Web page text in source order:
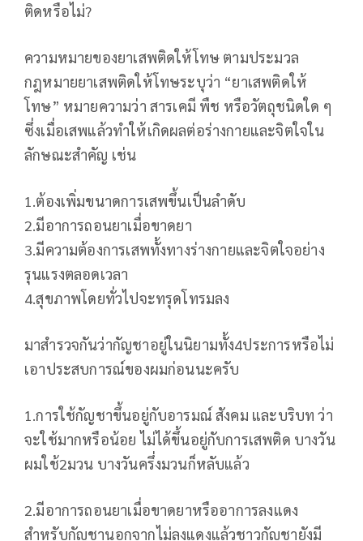
ติดหรือไม่?
ความหมายของยาเสพติดให้โทษ ตามประมวล
กฎหมายยาเสพติดให้โทษระบุว่า “ยาเสพติดให้
โทษ” หมายความว่า สารเคมี พืช หรือวัตถุชนิดใด ๆ
ซึ่งเมื่อเสพแล้วทำให้เกิดผลต่อร่างกายและจิตใจใน
ลักษณะสำคัญ เช่น
1.ต้องเพิ่มขนาดการเสพขึ้นเป็นลำดับ
2.มีอาการถอนยาเมื่อขาดยา
3.มีความต้องการเสพทั้งทางร่างกายและจิตใจอย่าง
รุนแรงตลอดเวลา
4.สุขภาพโดยทั่วไปจะทรุดโทรมลง
มาสำรวจกันว่ากัญชาอยู่ในนิยามทั้ง4ประการหรือไม่
เอาประสบการณ์ของผมก่อนนะครับ
1.การใช้กัญชาขึ้นอยู่กับอารมณ์ สังคม และบริบท ว่า
จะใช้มากหรือน้อย ไม่ได้ขึ้นอยู่กับการเสพติด บางวัน
ผมใช้2มวน บางวันครึ่งมวนก็หลับแล้ว
2.มีอาการถอนยาเมื่อขาดยาหรืออาการลงแดง
สำหรับกัญชานอกจากไม่ลงแดงแล้วชาวกัญชายังมี